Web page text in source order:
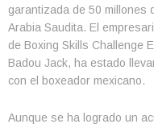
garantizada de 50 millones
Arabia Saudita. El
de Boxing Skills Challenge
Badou Jack, ha estado
con el boxeador mexicano.
Aunque se ha logrado un